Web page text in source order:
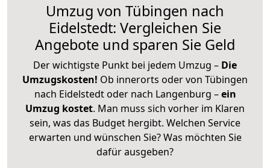
Umzug von Tübingen nach
Eidelstedt: Vergleichen Sie
Angebote und sparen Sie Geld
Der wichtigste Punkt bei jedem Umzug – Die
Umzugskosten! Ob innerorts oder von Tübingen
nach Eidelstedt oder nach Langenburg –ein
Umzug kostet. Man muss sich vorher im Klaren
sein, was das Budget hergibt. Welchen Service
erwarten und wünschen Sie? Was möchten Sie
dafür ausgeben?